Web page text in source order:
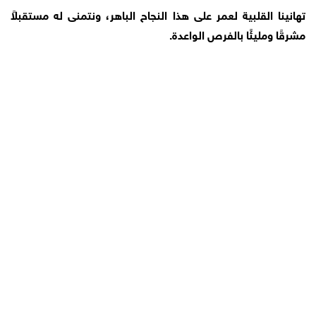
تهانينا القلبية لعمر على هذا النجاح الباهر، ونتمنى له مستقبلاً
مشرقًا ومليئًا بالفرص الواعدة.